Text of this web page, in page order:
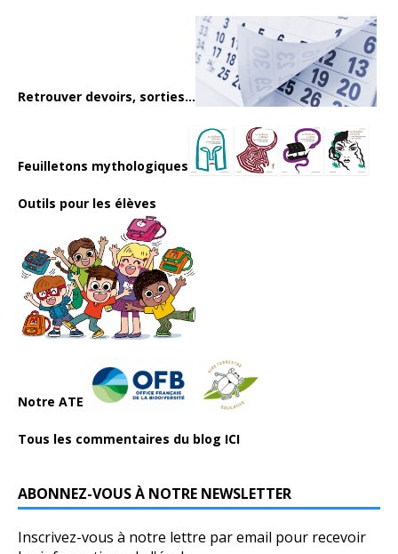
Retrouver devoirs, sorties...
Feuilletons mythologiques
Outils pour les élèves
Notre ATE
Tous les commentaires du blog ICI
ABONNEZ-VOUS À NOTRE NEWSLETTER
Inscrivez-vous à notre lettre par email pour recevoir